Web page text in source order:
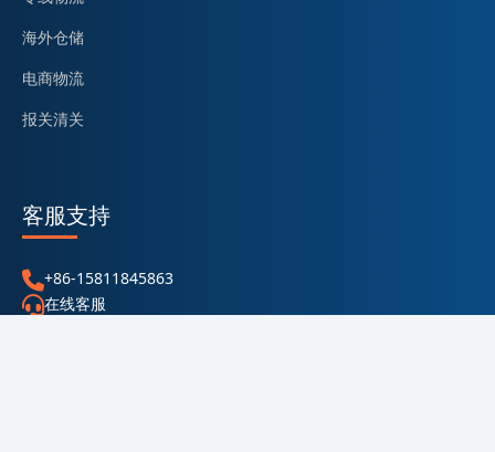
海外仓储
电商物流
报关清关
客服支持
+86-15811845863
在线客服